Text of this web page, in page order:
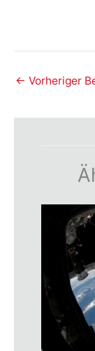
← Vorheriger